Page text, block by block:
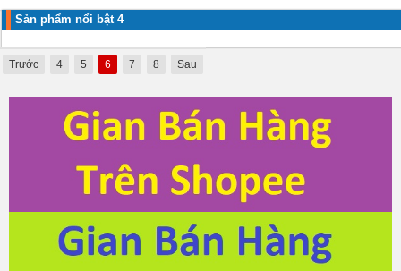
Sản phẩm nổi bật 4
Trước 4 5 6 7 8 Sau